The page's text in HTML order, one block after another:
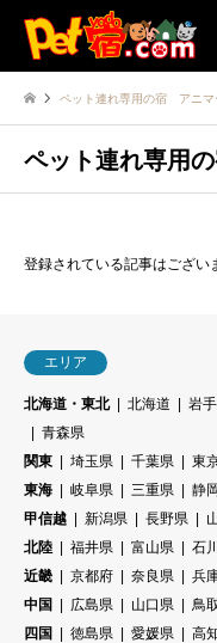
ペット連れ専用の宿 アニマ
ペット連れ専用
登録されている記事はござい
エリア
北海道・東北 北海道 岩
青森県
関東
埼玉県 千葉県 東
東海
岐阜県 三重県 静
甲信越
新潟県 長野県
北陸
福井県 富山県
石
近畿
京都府 奈良県 兵
中国
広島県 山口県 鳥
四国
徳島県 愛媛県 高